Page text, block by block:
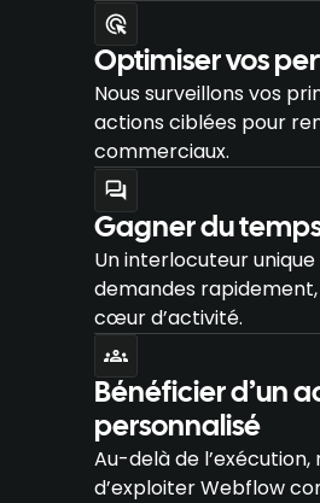
Optimiser vos
Nous surveillons vos
actions ciblées pour
commerciaux.
Gagner du
Un interlocuteur
demandes
cœur d’activité.
Bénéficier d’un
personnalisé
Au-delà de
d’exploiter Webflow